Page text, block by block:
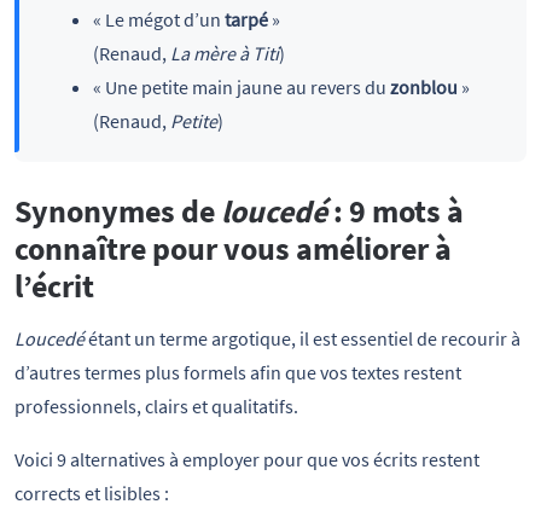
« Le mégot d’un tarpé »
(Renaud, La mère à Titi)
« Une petite main jaune au revers du zonblou »
(Renaud, Petite)
Synonymes de loucedé: 9 mots à
connaître pour vous améliorer à
l’écrit
Loucedéétant un terme argotique, il est essentiel de recourir à
d’autres termes plus formels afin que vos textes restent
professionnels, clairs et qualitatifs.
Voici 9 alternatives à employer pour que vos écrits restent
corrects et lisibles :